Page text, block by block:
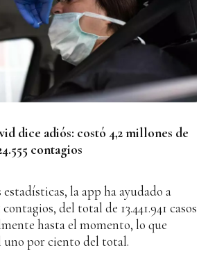
dice adiós: costó 4,2 millones de
contagios
estadísticas, la app ha ayudado a
del total de 13.441.941 casos
hasta el momento, lo que
uno por ciento del total.